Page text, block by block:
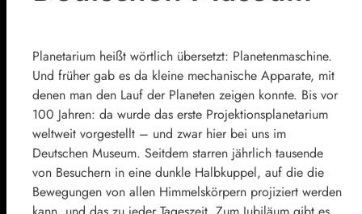
Planetarium heißt wörtlich übersetzt: Planetenmaschine.
Und früher gab es da kleine mechanische Apparate, mit
denen man den Lauf der Planeten zeigen konnte. Bis vor
100 Jahren: da wurde das erste Projektionsplanetarium
weltweit vorgestellt – und zwar hier bei uns im
Deutschen Museum. Seitdem starren jährlich tausende
von Besuchern in eine dunkle Halbkuppel, auf die die
Bewegungen von allen Himmelskörpern projiziert werden